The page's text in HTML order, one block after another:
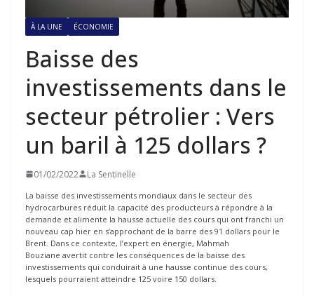
À LA UNE ÉCONOMIE
Baisse des
investissements dans le
secteur pétrolier : Vers
un baril à 125 dollars ?
01/02/2022 La Sentinelle
La baisse des investissements mondiaux dans le secteur des
hydrocarbures réduit la capacité des producteurs à répondre à la
demande et alimente la hausse actuelle des cours qui ont franchi un
nouveau cap hier en s’approchant de la barre des 91 dollars pour le
Brent. Dans ce contexte, l’expert en énergie, Mahmah
Bouziane avertit contre les conséquences de la baisse des
investissements qui conduirait à une hausse continue des cours,
lesquels pourraient atteindre 125 voire 150 dollars.